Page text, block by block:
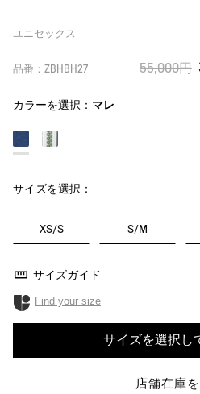
ユニセックス
品番：ZBHBH27 55,000円
カラーを選択： マレ
サイズを選択：
XS/S S/M
サイズガイド
Find your size
サイズを選択し
店舗在庫